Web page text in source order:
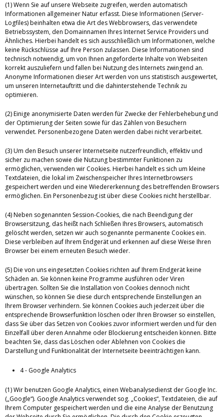
(1) Wenn Sie auf unsere Webseite zugreifen, werden automatisch
Informationen allgemeiner Natur erfasst. Diese Informationen (Server-
Logfiles) beinhalten etwa die Art des Webbrowsers, das verwendete
Betriebssystem, den Domainnamen Ihres Internet Service Providers und
Ähnliches. Hierbei handelt es sich ausschließlich um Informationen, welche
keine Rückschlüsse auf Ihre Person zulassen. Diese Informationen sind
technisch notwendig, um von Ihnen angeforderte Inhalte von Webseiten
korrekt auszuliefern und fallen bei Nutzung des Internets zwingend an.
Anonyme Informationen dieser Art werden von uns statistisch ausgewertet,
um unseren Internetauftritt und die dahinterstehende Technik zu
optimieren.
(2) Einige anonymisierte Daten werden für Zwecke der Fehlerbehebung und
der Optimierung der Seiten sowie für das Zählen von Besuchern
verwendet. Personenbezogene Daten werden dabei nicht verarbeitet.
(3) Um den Besuch unserer Internetseite nutzerfreundlich, effektiv und
sicher zu machen sowie die Nutzung bestimmter Funktionen zu
ermöglichen, verwenden wir Cookies. Hierbei handelt es sich um kleine
Textdateien, die lokal im Zwischenspeicher Ihres Internetbrowsers
gespeichert werden und eine Wiedererkennung des betreffenden Browsers
ermöglichen. Ein Personenbezug ist über diese Cookies nicht herstellbar.
(4) Neben sogenannten Session-Cookies, die nach Beendigung der
Browsersitzung, das heißt nach Schließen Ihres Browsers, automatisch
gelöscht werden, setzen wir auch sogenannte permanente Cookies ein.
Diese verbleiben auf Ihrem Endgerät und erkennen auf diese Weise Ihren
Browser bei einem erneuten Besuch wieder.
(5) Die von uns eingesetzten Cookies richten auf Ihrem Endgerät keine
Schäden an. Sie können keine Programme ausführen oder Viren
übertragen. Sollten Sie die Installation von Cookies dennoch nicht
wünschen, so können Sie diese durch entsprechende Einstellungen an
Ihrem Browser verhindern. Sie können Cookies auch jederzeit über die
entsprechende Browserfunktion löschen oder Ihren Browser so einstellen,
dass Sie über das Setzen von Cookies zuvor informiert werden und für den
Einzelfall über deren Annahme oder Blockierung entscheiden können. Bitte
beachten Sie, dass das Löschen oder Ablehnen von Cookies die
Darstellung und Funktionalität der Internetseite beeinträchtigen kann.
4 - Google Analytics
(1) Wir benutzen Google Analytics, einen Webanalysedienst der Google Inc.
(„Google“). Google Analytics verwendet sog. „Cookies“, Textdateien, die auf
Ihrem Computer gespeichert werden und die eine Analyse der Benutzung